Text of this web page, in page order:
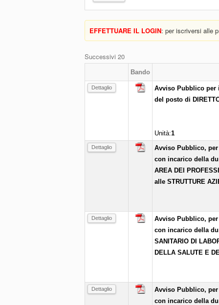
EFFETTUARE IL LOGIN: per iscriversi alle
Successivi 20
Bando
Dettaglio
Avviso Pubblico per
del posto di
Unità:1
Dettaglio
Avviso Pubblico,
con incarico della
AREA DEI
alle STRUTTURE
Dettaglio
Avviso Pubblico,
con incarico della
SANITARIO DI
DELLA SALUTE E
Dettaglio
Avviso Pubblico,
con incarico della